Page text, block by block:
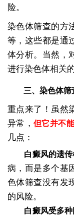
险。
染色体筛查的方
等，这些都是通
体分析。当然，
进行染色体相关
三、染色体筛
重点来了！虽然
异常，但它并不
几点：
白癜风的遗
病，而是多个基
色体筛查没有发
的风险。
白癜风受多